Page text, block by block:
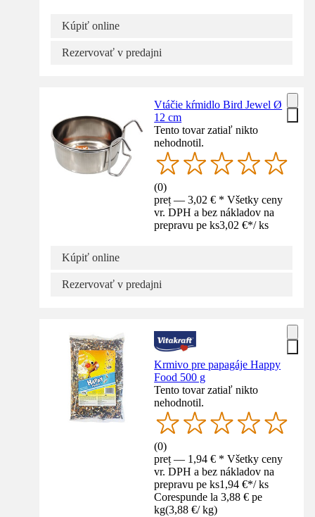
Kúpiť online
Rezervovať v predajni
Vtáčie kŕmidlo Bird Jewel Ø
12 cm
Tento tovar zatiaľ nikto
nehodnotil.
(0)
preț — 3,02 € * Všetky ceny
vr. DPH a bez nákladov na
prepravu pe ks3,02 €*/ ks
Kúpiť online
Rezervovať v predajni
Krmivo pre papagáje Happy
Food 500 g
Tento tovar zatiaľ nikto
nehodnotil.
(0)
preț — 1,94 € * Všetky ceny
vr. DPH a bez nákladov na
prepravu pe ks1,94 €*/ ks
Corespunde la 3,88 € pe
kg(3,88 €/ kg)